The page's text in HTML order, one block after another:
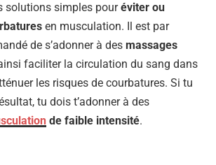
solutions simples pouréviter ou
en musculation. Il est par
de s’adonner à desmassages
faciliter la circulation du sang dans
les risques de courbatures. Si tu
tu dois t’adonner à des
de faible intensité.